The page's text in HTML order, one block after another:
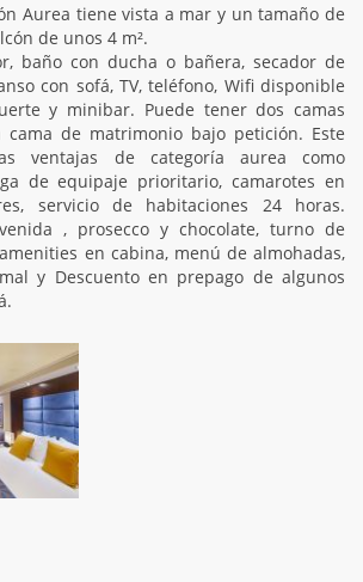
Aurea tiene vista a mar y un tamaño de
de unos 4 m².
baño con ducha o bañera, secador de
con sofá, TV, teléfono, Wifi disponible
y minibar. Puede tener dos camas
de matrimonio bajo petición. Este
ventajas de categoría aurea como
de equipaje prioritario, camarotes en
servicio de habitaciones 24 horas.
, prosecco y chocolate, turno de
en cabina, menú de almohadas,
y Descuento en prepago de algunos